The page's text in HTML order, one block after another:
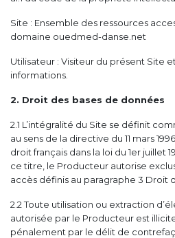
Site : Ensemble des ressources
domaine ouedmed-danse.net
Utilisateur : Visiteur du présent Site
informations.
2. Droit des bases de données
2.1 L’intégralité du Site se définit
au sens de la directive du 11 mars
droit français dans la loi du 1er juillet
ce titre, le Producteur autorise
accès définis au paragraphe 3 Droit
2.2 Toute utilisation ou extraction
autorisée par le Producteur est
pénalement par le délit de